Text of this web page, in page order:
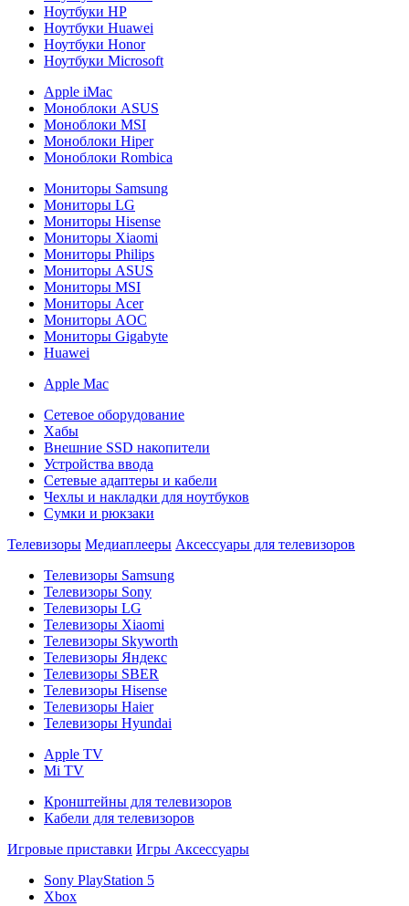
Ноутбуки HP
Ноутбуки Huawei
Ноутбуки Honor
Ноутбуки Microsoft
Apple iMac
Моноблоки ASUS
Моноблоки MSI
Моноблоки Hiper
Моноблоки Rombica
Мониторы Samsung
Мониторы LG
Мониторы Hisense
Мониторы Xiaomi
Мониторы Philips
Мониторы ASUS
Мониторы MSI
Мониторы Acer
Мониторы AOC
Мониторы Gigabyte
Huawei
Apple Mac
Сетевое оборудование
Хабы
Внешние SSD накопители
Устройства ввода
Сетевые адаптеры и кабели
Чехлы и накладки для ноутбуков
Сумки и рюкзаки
Телевизоры Медиаплееры Аксессуары для телевизоров
Телевизоры Samsung
Телевизоры Sony
Телевизоры LG
Телевизоры Xiaomi
Телевизоры Skyworth
Телевизоры Яндекс
Телевизоры SBER
Телевизоры Hisense
Телевизоры Haier
Телевизоры Hyundai
Apple TV
Mi TV
Кронштейны для телевизоров
Кабели для телевизоров
Игровые приставки Игры Аксессуары
Sony PlayStation 5
Xbox